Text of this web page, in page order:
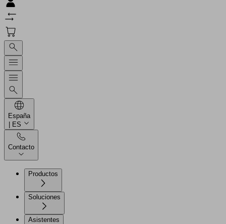
España
| ES
Contacto
Productos
Soluciones
Asistentes